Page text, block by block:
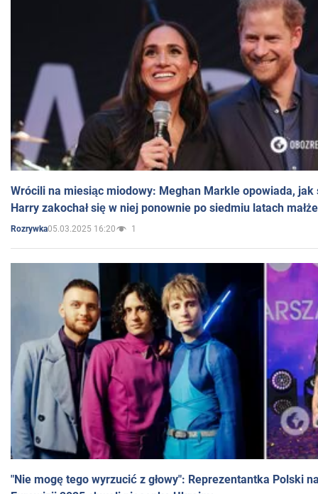
Wrócili na miesiąc miodowy: Meghan Markle opowiada, jak
Harry zakochał się w niej ponownie po siedmiu latach
Rozrywka05.03.2025 16:20 1
"Nie mogę tego wyrzucić z głowy": Reprezentantka Polski